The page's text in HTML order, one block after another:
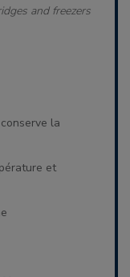
and freezers
la
et